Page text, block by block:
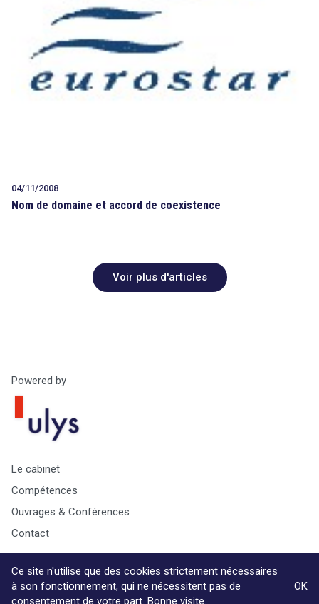
04/11/2008
Nom de domaine et accord de coexistence
Voir plus d'articles
Powered by
Le cabinet
Compétences
Ouvrages & Conférences
Contact
Ce site n'utilise que des cookies strictement nécessaires
à son fonctionnement, qui ne nécessitent pas de
consentement de votre part. Bonne visite.
OK